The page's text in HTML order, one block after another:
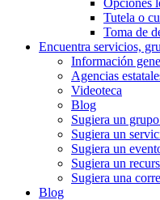
Tutela o
Toma de
Encuentra servicios,
Información
Agencias
Videoteca
Blog
Sugiera un
Sugiera un
Sugiera un
Sugiera un
Sugiera una
Blog